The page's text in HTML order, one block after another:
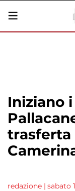
Iniziano
trasferta
redazione | sabato